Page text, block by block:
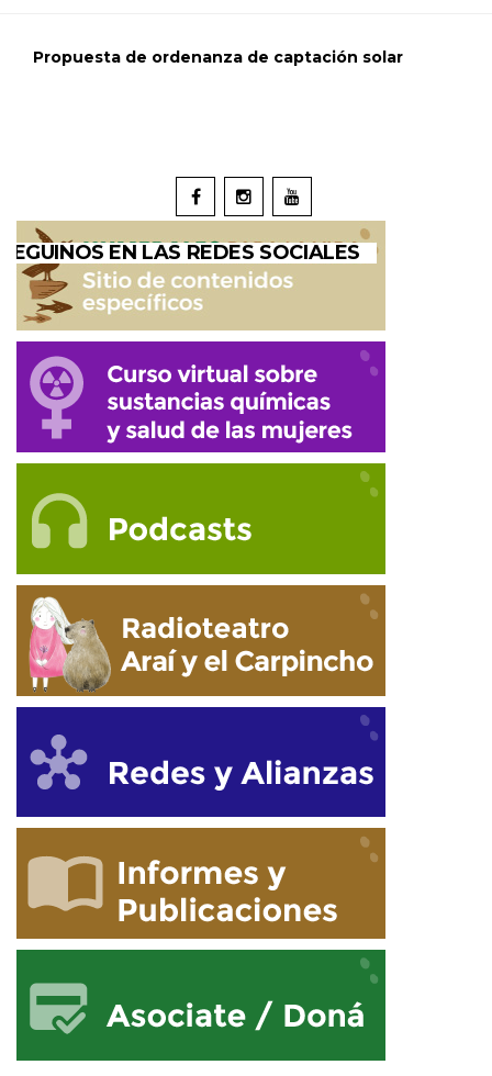
Propuesta de ordenanza de captación solar
SEGUINOS EN LAS REDES SOCIALES